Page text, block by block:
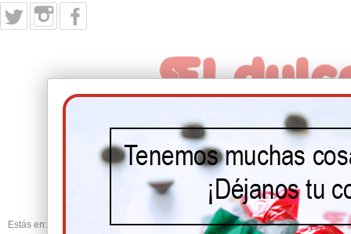
PRODUCTOS NUESTRA
Estás en: Los clásicos